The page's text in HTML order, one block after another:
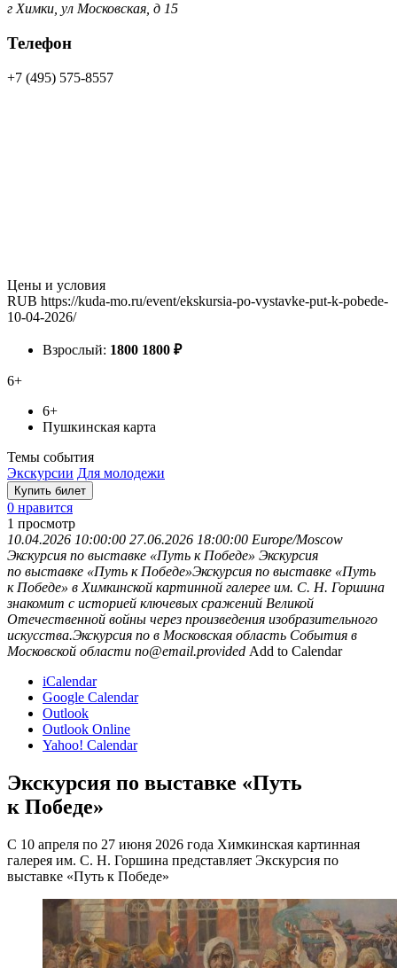
г Химки, ул Московская, д 15
Телефон
+7 (495) 575-8557
Цены и условия
RUB https://kuda-mo.ru/event/ekskursia-po-vystavke-put-k-pobede-
10-04-2026/
Взрослый: 1800 1800 ₽
6+
6+
Пушкинская карта
Темы события
Экскурсии Для молодежи
Купить билет
0 нравится
1 просмотр
10.04.2026 10:00:00 27.06.2026 18:00:00 Europe/Moscow
Экскурсия по выставке «Путь к Победе» Экскурсия
по выставке «Путь к Победе»Экскурсия по выставке «Путь
к Победе» в Химкинской картинной галерее им. С. Н. Горшина
знакомит с историей ключевых сражений Великой
Отечественной войны через произведения изобразительного
искусства.Экскурсия по в Московская область События в
Московской области no@email.provided Add to Calendar
iCalendar
Google Calendar
Outlook
Outlook Online
Yahoo! Calendar
Экскурсия по выставке «Путь
к Победе»
С 10 апреля по 27 июня 2026 года Химкинская картинная
галерея им. С. Н. Горшина представляет Экскурсия по
выставке «Путь к Победе»